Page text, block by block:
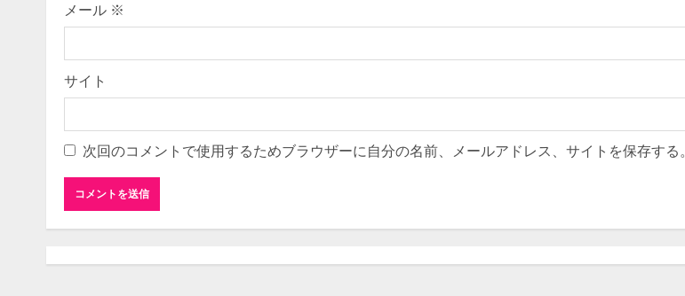
メール ※
サイト
次回のコメントで使用するためブラウザーに自分の名前、メールアドレス、サイトを保存する。